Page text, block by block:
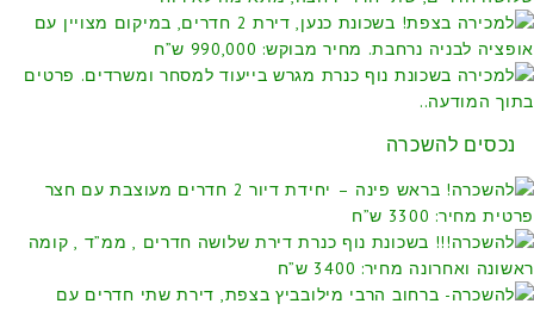
נכסים להשכרה